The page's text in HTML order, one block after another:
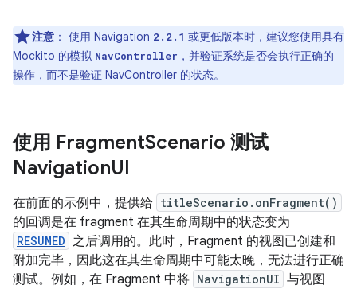
注意 ： 使用 Navigation 2.2.1 或更低版本时，建议您使用具有
Mockito 的模拟 NavController ，并验证系统是否会执行正确的
操作，而不是验证 NavController 的状态。
使用 FragmentScenario 测试
NavigationUI
在前面的示例中，提供给 titleScenario.onFragment()
的回调是在 fragment 在其生命周期中的状态变为
RESUMED 之后调用的。此时，Fragment 的视图已创建和
附加完毕，因此这在其生命周期中可能太晚，无法进行正确
测试。例如，在 Fragment 中将 NavigationUI 与视图